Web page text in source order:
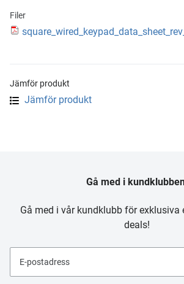
Filer
Jämför produkt
Jämför produkt
Gå med i
Gå med i vår kundklubb för exklusiva
deals!
E-postadress